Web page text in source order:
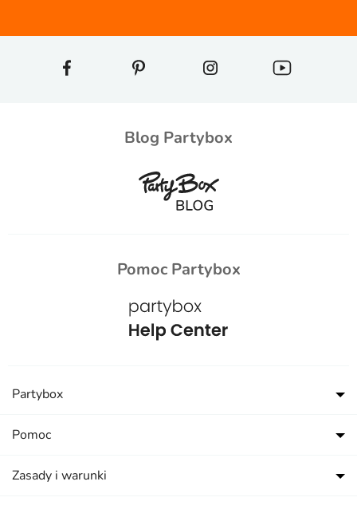
Blog Partybox
Pomoc Partybox
Partybox
Pomoc
Zasady i warunki